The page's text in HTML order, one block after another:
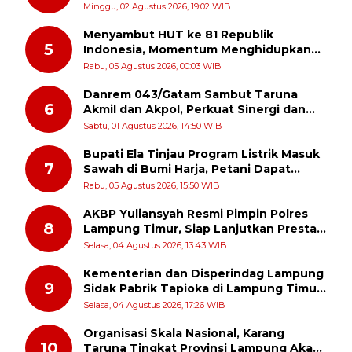
Patroli Dialogis ke Pasar dan Rumah
Minggu, 02 Agustus 2026, 19:02 WIB
5
Menyambut HUT ke 81 Republik
Indonesia, Momentum Menghidupkan
Kembali Semangat Juang Para Pahlawan
Rabu, 05 Agustus 2026, 00:03 WIB
6
Danrem 043/Gatam Sambut Taruna
Akmil dan Akpol, Perkuat Sinergi dan
Pengabdian untuk Masyarakat
Sabtu, 01 Agustus 2026, 14:50 WIB
7
Bupati Ela Tinjau Program Listrik Masuk
Sawah di Bumi Harja, Petani Dapat
Subsidi Pemasangan KWH
Rabu, 05 Agustus 2026, 15:50 WIB
8
AKBP Yuliansyah Resmi Pimpin Polres
Lampung Timur, Siap Lanjutkan Prestasi
Gemilang AKBP Heti Patmawati
Selasa, 04 Agustus 2026, 13:43 WIB
9
Kementerian dan Disperindag Lampung
Sidak Pabrik Tapioka di Lampung Timur,
PPUKI Apresiasi Langkah Pengawasan
Selasa, 04 Agustus 2026, 17:26 WIB
10
Organisasi Skala Nasional, Karang
Taruna Tingkat Provinsi Lampung Akan